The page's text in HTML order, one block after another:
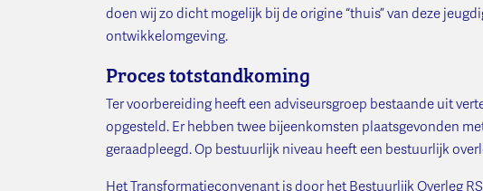
doen wij zo dicht mogelijk bij de origine “thuis” van deze
ontwikkelomgeving.
Proces totstandkoming
Ter voorbereiding heeft een adviseursgroep bestaande uit
opgesteld. Er hebben twee bijeenkomsten plaatsgevonden
geraadpleegd. Op bestuurlijk niveau heeft een bestuurlijk
Het Transformatieconvenant is door het Bestuurlijk Overleg